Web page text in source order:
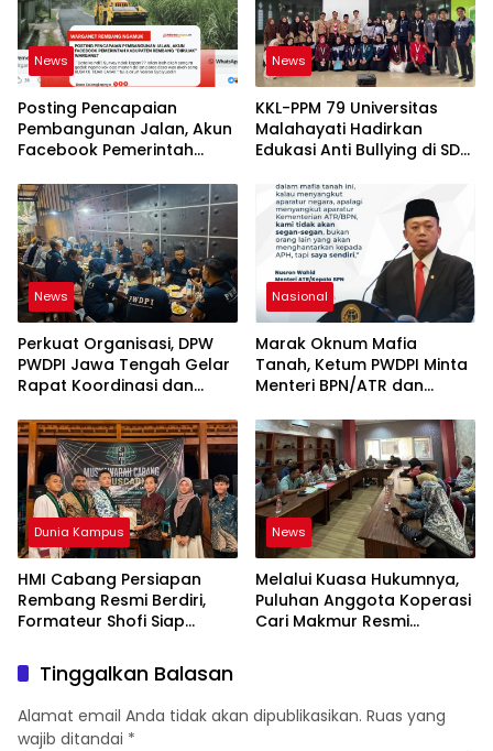
News
Posting Pencapaian
Pembangunan Jalan, Akun
Facebook Pemerintah
“Dirujak” Warganet
News
KKL-PPM 79 Universitas
Malahayati Hadirkan
Edukasi Anti Bullying di SD
Metero
News
Perkuat Organisasi, DPW
PWDPI Jawa Tengah Gelar
Rapat Koordinasi dan
Pelantikan Pengurus Baru
Nasional
Marak Oknum Mafia
Tanah, Ketum PWDPI Minta
Menteri BPN/ATR dan
Karimun Kepri
Dunia Kampus
HMI Cabang Persiapan
Rembang Resmi Berdiri,
Formateur Shofi Siap
News
Melalui Kuasa Hukumnya,
Puluhan Anggota Koperasi
Cari Makmur Resmi
Tinggalkan Balasan
Alamat email Anda tidak akan dipublikasikan. Ruas yang
wajib ditandai *